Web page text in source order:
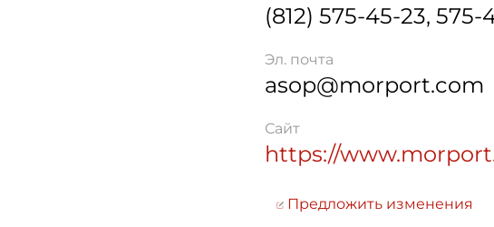
(812) 575-45-23, 575-
Эл. почта
asop@morport.com
Сайт
https://
Предложить изменения